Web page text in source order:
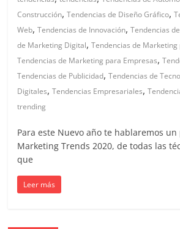
en
Colombia
|
Magazine
de
Publicidad
Construcción,Tendencias de Diseño Gráfico,
Web,Tendencias de Innovación,Tendencias
de Marketing Digital,Tendencias de Marketing
Tendencias de Marketing para Empresas,
Tendencias de Publicidad,Tendencias de
Digitales,Tendencias Empresariales,
trending
Para este Nuevo año te hablaremos un
Marketing Trends 2020, de todas las
que
Leer más